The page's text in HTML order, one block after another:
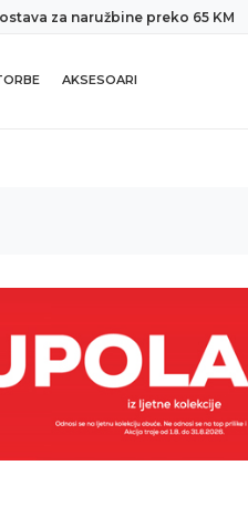
za naružbine preko 65 KM
AKSESOARI